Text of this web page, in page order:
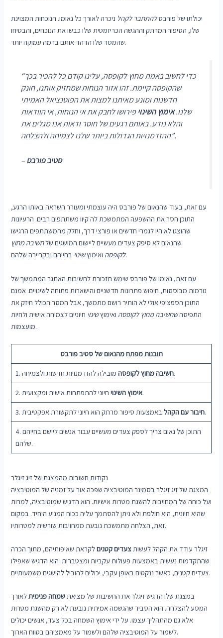
יכולתו של פורבסלהתחבר לקהל ניכרה לאורך כל נאומו. הנוכחות המצוינת
שלו, הסיפור המרתק וההגשה הכריזמטית שלו כבשו את הנוכחים, והבטיחו
שהמסר שלו הדהד אותם ברמה עמוקה יותר.
“כדי לחשוב באמת מחוץ לקופסה, עלינו קודם כל להכיר בכך
שהקופסה קיימת. זהו אזור הנוחות שמחזיק אותנו, חונק
חדשנות ומונע מאיתנו למצות את הפוטנציאל האמיתי
שלנו.אימוץ השינויפירושו לחבק את אי הנוחות, אי הוודאות
והלא נודע. באותם רגעים של חוסר ודאות אנו מגלים את
ההזדמנויות הגדולות ביותר שלנו לצמיחה ולהצלחה”.
–סטיב פורבס
עם זאת, בעוד שהנאום של פורבס היה עוצמתי ומעורר השראה באותו הרגע,
התוכן חסר את ההשפעה המתמשכת לה קיוו משתתפים רבים. הרעיונות
שהוצגו לא היו לגמרי חדשים או פורצי דרך, וחלק מהמשתתפים הרגישו
שהנאום לא סיפק צעדים מעשיים ליישום המושגים שלחשיבה מחוץ
לקופסה ואימוץשינוי בחייהם ובקריירה שלהם.
עם זאת, נאומו של פורבס שימש תזכורת לחשיבות האתגר המתמשך של
נורמות מבוססות, חיפוש פתרונות חדשניים והישארות פתוחה לשינויים. אמנם
התוכן הספציפי אולי לא הותיר רושם מתמשך, אבל המסר הכולל חיזק את
התפיסהשחשיבה מחוץ לקופסה ואימוץשינוי חיוניים לצמיחה אישית ולחיות
מועצמות.
תובנות מפתח מהנאום של סטיב פורבס
1. חשיבה מחוץ לקופסהמובילה להזדמנויות חדשות ולצמיחה.
2. אימוץ השינויחיוני להתפתחות אישית ומקצועית.
3. חיבור עם הקהלבאמצעות סיפור מרתק הוא חיוני לתקשורת אפקטיבית.
4. התוכן של נאום צריך לספק צעדים מעשיים עבור אנשים ליישם בחייהם
שלהם.
נקודות חשובות מהמצגת של זיג זיגלר
המצגת של זיג זיגלר בסמינר המוטיבציה שפכה אור על זמניה של המוטיבציה
ועל כוחה של המחויבות להשגת מטרות אישיות. הוא הדגיש שמוטיבציה, למרות
שהיא חיונית, היא חולפת ולא ניתן להסתמך עליה ככוח המניע היחיד. במקום
זאת, הצלחה מתמשכת נובעת ממחויבות שורשית למטרותיו.
זיגלר עודד את הקהל לעשותצעדים קטניםלקראת שאיפותיהם, מתוך הכרה
שהתקדמות נעשית באמצעות פעולות עקביות ומצטברות. הוא הדגיש שאפילו
צעדים קטנים, כאשר ננקטים באופן עקבי, יכולים להוביל להישגים משמעותיים.
במצגת שלו הדגיש זיגלר את החשיבות של מציאתשמחה פנימיתלאורך
המסע להצלחה. הוא הסביר שהגשמה אמיתית נובעת לא רק מהשגת מטרות
אלא גם מהתהליך עצמו. על ידי אימוץ השמחה בכל צעד, אנשים יכולים
לשמור על המוטיבציה שלהם ולשמור על מאמציהם בטווח הארוך.